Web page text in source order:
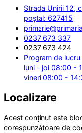
Strada Unirii 12,
poștal: 627415
0237 673 337
0237 673 424
Program de
luni - joi 08:00 -
vineri 08:00 -
Localizare
Acest conținut este
corespunzătoare de